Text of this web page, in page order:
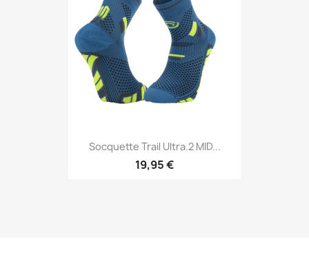
Socquette Trail Ultra.2 MID...
19,95 €